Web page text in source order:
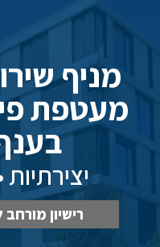
מניף
מעטפת
יצירתיות
רישיון מורחב